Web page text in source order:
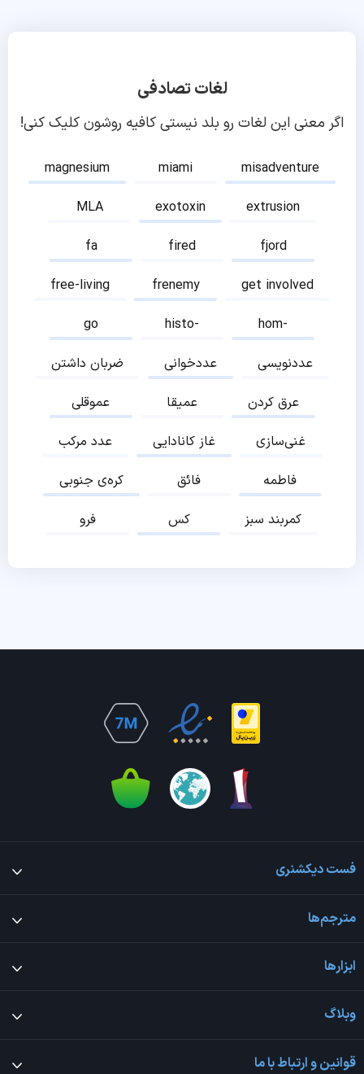
لغات تصادفی
اگر معنی این لغات رو بلد نیستی کافیه روشون کلیک کنی!
magnesium miami
misadventure
MLA
exotoxin
extrusion
fa
fired
fjord
free-living
frenemy
get involved
go
histo-
hom-
ضربان داشتن
عددخوانی
عددنویسی
عموقلی
عمیقا
عرق کردن
عدد مرکب
غاز کانادایی
غنی‌سازی
کره‌ی جنوبی
فائق
فاطمه
فرو
کس کمربند سبز
فست دیکشنری
مترجم‌ها
ابزارها
وبلاگ
قوانین و ارتباط با ما